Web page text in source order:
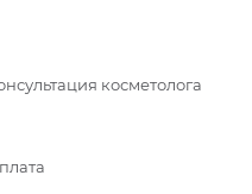
косметолога